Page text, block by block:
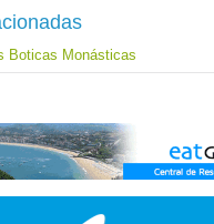
Boticas Monásticas